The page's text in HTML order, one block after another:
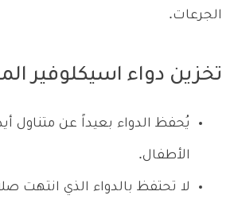
الجرعات.
تخزين دواء اسيكلوفير
يُحفظ الدواء بعيداً عن متناول
الأطفال.
لا تحتفظ بالدواء الذي انتهت